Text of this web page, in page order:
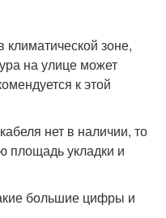
зоне,
на улице может
к этой
нет в наличии, то
площадь укладки и
большие цифры и